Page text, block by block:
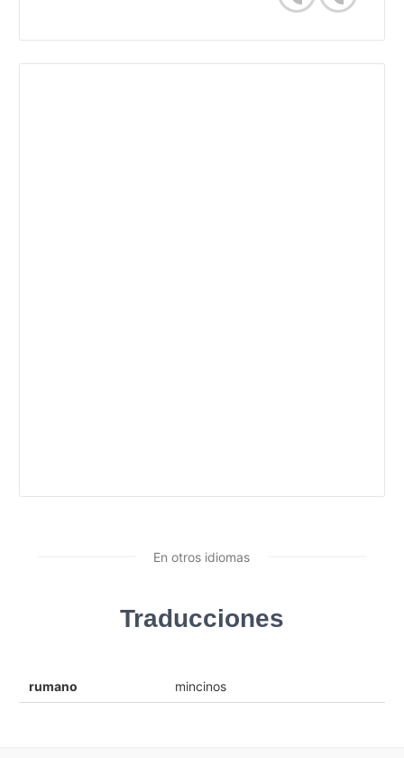
En otros idiomas
Traducciones
rumano mincinos